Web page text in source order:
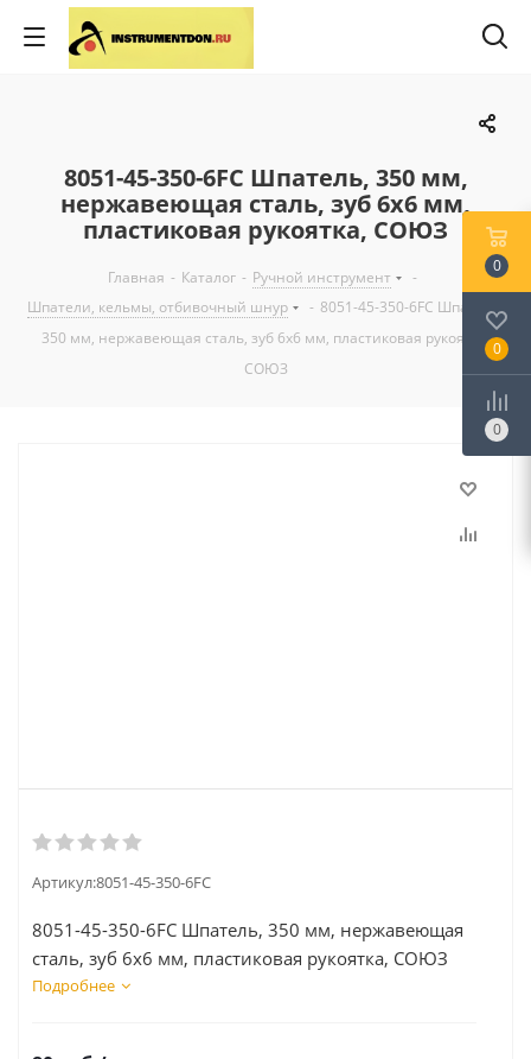
8051-45-350-6FC Шпатель, 350 мм,
нержавеющая сталь, зуб 6х6 мм,
пластиковая рукоятка, СОЮЗ
Главная - Каталог - Ручной инструмент
-
Шпатели, кельмы, отбивочный шнур
- 8051-45-350-6FC Шпатель,
350 мм, нержавеющая сталь, зуб 6х6 мм, пластиковая рукоятка,
СОЮЗ
Артикул:8051-45-350-6FC
8051-45-350-6FC Шпатель, 350 мм, нержавеющая
сталь, зуб 6х6 мм, пластиковая рукоятка, СОЮЗ
Подробнее
0
0
0